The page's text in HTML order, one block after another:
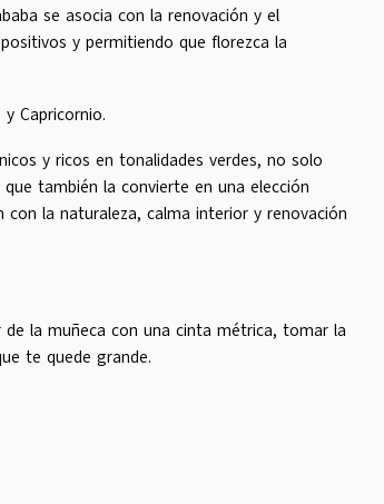
se asocia con la renovación y el
y permitiendo que florezca la
Capricornio.
y ricos en tonalidades verdes, no solo
también la convierte en una elección
la naturaleza, calma interior y renovación
la muñeca con una cinta métrica, tomar la
te quede grande.